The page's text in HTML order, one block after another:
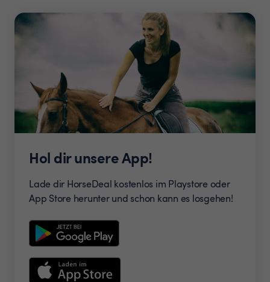
Hol dir unsere App!
Lade dir HorseDeal kostenlos im Playstore oder
App Store herunter und schon kann es losgehen!